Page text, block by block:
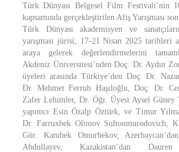
Türk Dünyası Belgesel Film Festivali’nin
kapsamında gerçekleştirilen Afiş Yarışması
Türk Dünyası akademisyen ve
yarışması jürisi, 17-21 Nisan 2025 tarihleri
araya gelerek değerlendirmelerini
Akdeniz Üniversitesi’nden Doç. Dr. Aydın
üyeleri arasında Türkiye’den Doç. Dr.
Dr. Mehmet Ferruh Haşıloğlu, Doç. Dr.
Zafer Lehimler, Dr. Öğr. Üyesi Aysel Güney
yapımcı Esin Özalp Öztürk, ve Timur
Dr. Farruxbek Olimov Sultonmurodovich,
Gör. Kanıbek Omurbekov,
Abdullayev, Kazakistan’dan Dauren